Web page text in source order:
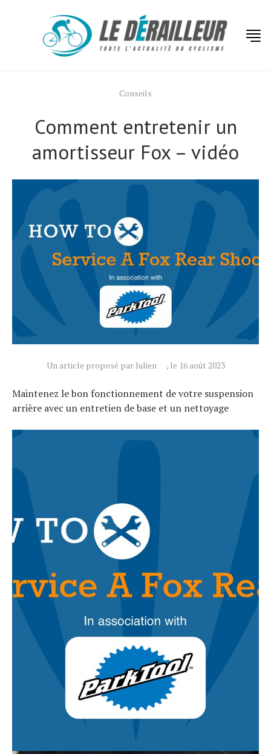
Conseils
Comment entretenir un
amortisseur Fox – vidéo
Un article proposé par Julien , le 16 août 2023
Maintenez le bon fonctionnement de votre suspension
arrière avec un entretien de base et un nettoyage